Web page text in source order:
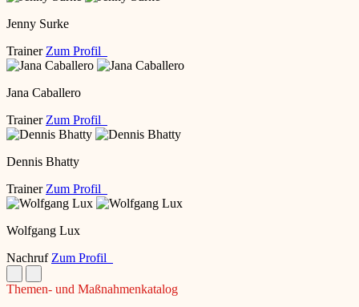
Jenny Surke
Trainer Zum Profil
Jana Caballero
Trainer Zum Profil
Dennis Bhatty
Trainer Zum Profil
Wolfgang Lux
Nachruf Zum Profil
Themen- und Maßnahmenkatalog